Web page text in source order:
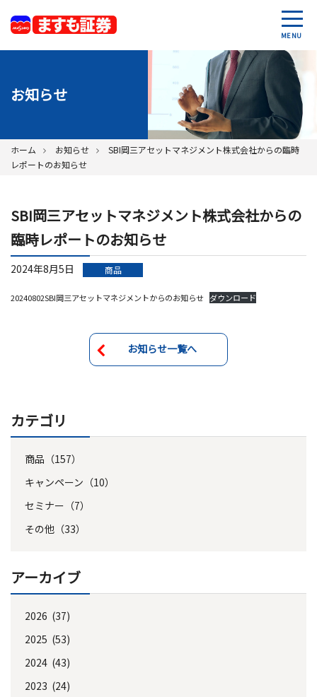
MENU
お知らせ
ホーム お知らせ
SBI岡三アセットマネジメント株式会社からの臨時
レポートのお知らせ
SBI岡三アセットマネジメント株式会社からの
臨時レポートのお知らせ
2024年8月5日 商品
20240802SBI岡三アセットマネジメントからのお知らせ ダウンロード
お知らせ一覧へ
カテゴリ
商品（157）
キャンペーン（10）
セミナー（7）
その他（33）
アーカイブ
2026 (37)
2025 (53)
2024 (43)
2023 (24)